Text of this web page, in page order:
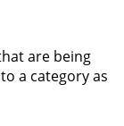
are being
a category as